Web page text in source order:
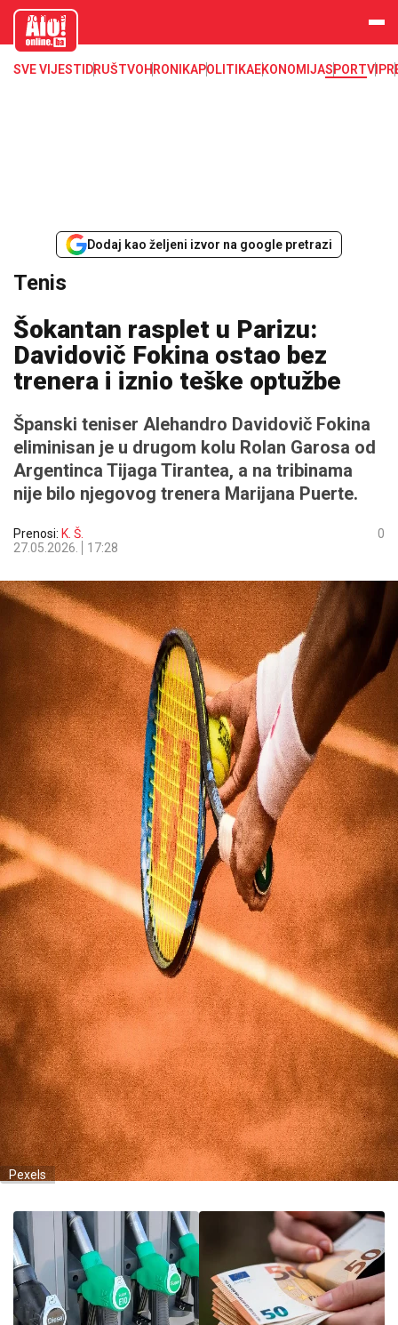
aloonline.b
SVE VIJESTI DRUŠTVOHRONIKAPOLITIKAEKONOMIJASPORTVIP
Dodaj kao željeni izvor na google pretrazi
Tenis
Šokantan rasplet u Parizu:
Davidovič Fokina ostao bez
trenera i iznio teške optužbe
Španski teniser Alehandro Davidovič Fokina
eliminisan je u drugom kolu Rolan Garosa od
Argentinca Tijaga Tirantea, a na tribinama
nije bilo njegovog trenera Marijana Puerte.
Prenosi: K. Š.
27.05.2026.
17:28
0
Pexels